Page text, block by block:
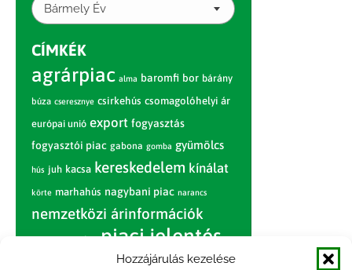
Hozzájárulás kezelése
Bármely Év
CÍMKÉK
agrárpiac alma baromfi bor bárány
búza cseresznye csirkehús csomagolóhelyi ár
európai unió export fogyasztás
fogyasztói piac gabona gomba gyümölcs
hús juh kacsa kereskedelem kínálat
körte marhahús nagybani piac narancs
nemzetközi árinformációk
piac piaci jelentés
sertés sertéshús